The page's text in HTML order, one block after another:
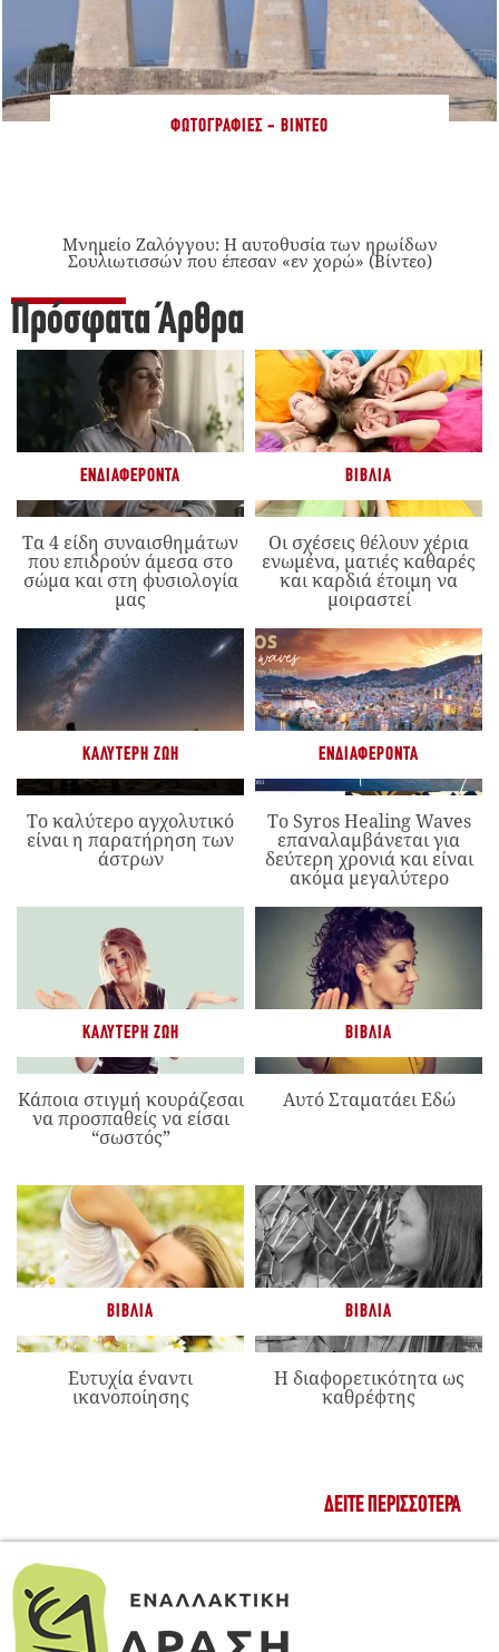
ΦΩΤΟΓΡΑΦΊΕΣ - ΒΊΝΤΕΟ
Μνημείο Ζαλόγγου: Η αυτοθυσία των ηρωίδων
Σουλιωτισσών που έπεσαν «εν χορώ» (Βίντεο)
Πρόσφατα Άρθρα
ΕΝΔΙΑΦΈΡΟΝΤΑ
Τα 4 είδη συναισθημάτων
που επιδρούν άμεσα στο
σώμα και στη φυσιολογία
μας
ΒΙΒΛΊΑ
Οι σχέσεις θέλουν χέρια
ενωμένα, ματιές καθαρές
και καρδιά έτοιμη να
μοιραστεί
ΚΑΛΎΤΕΡΗ ΖΩΉ
Το καλύτερο αγχολυτικό
είναι η παρατήρηση των
άστρων
ΕΝΔΙΑΦΈΡΟΝΤΑ
Το Syros Healing Waves
επαναλαμβάνεται για
δεύτερη χρονιά και είναι
ακόμα μεγαλύτερο
ΚΑΛΎΤΕΡΗ ΖΩΉ
Κάποια στιγμή κουράζεσαι
να προσπαθείς να είσαι
“σωστός”
ΒΙΒΛΊΑ
Αυτό Σταματάει Εδώ
ΒΙΒΛΊΑ
Ευτυχία έναντι
ικανοποίησης
ΒΙΒΛΊΑ
Η διαφορετικότητα ως
καθρέφτης
ΔΕΊΤΕ ΠΕΡΙΣΣΌΤΕΡΑ